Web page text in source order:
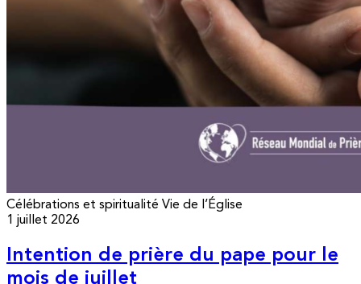
Célébrations et spiritualité Vie de l’Église
1 juillet 2026
Intention de prière du pape pour le
mois de juillet